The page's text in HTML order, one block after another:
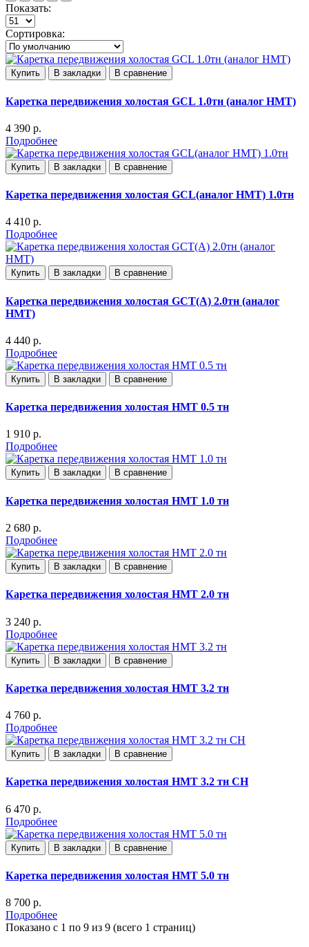
Показать:
Сортировка:
Купить В закладки В сравнение
Каретка передвижения холостая GCL 1.0тн (аналог HMT)
4 390 р.
Подробнее
Купить В закладки В сравнение
Каретка передвижения холостая GCL(аналог HMT) 1.0тн
4 410 р.
Подробнее
Купить В закладки В сравнение
Каретка передвижения холостая GCT(А) 2.0тн (аналог
HMT)
4 440 р.
Подробнее
Купить В закладки В сравнение
Каретка передвижения холостая НМТ 0.5 тн
1 910 р.
Подробнее
Купить В закладки В сравнение
Каретка передвижения холостая НМТ 1.0 тн
2 680 р.
Подробнее
Купить В закладки В сравнение
Каретка передвижения холостая НМТ 2.0 тн
3 240 р.
Подробнее
Купить В закладки В сравнение
Каретка передвижения холостая НМТ 3.2 тн
4 760 р.
Подробнее
Купить В закладки В сравнение
Каретка передвижения холостая НМТ 3.2 тн СН
6 470 р.
Подробнее
Купить В закладки В сравнение
Каретка передвижения холостая НМТ 5.0 тн
8 700 р.
Подробнее
Показано с 1 по 9 из 9 (всего 1 страниц)